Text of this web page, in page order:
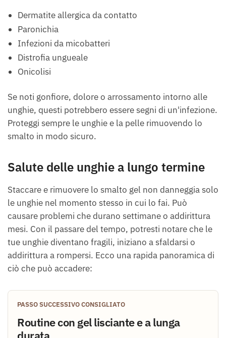
Dermatite allergica da contatto
Paronichia
Infezioni da micobatteri
Distrofia ungueale
Onicolisi
Se noti gonfiore, dolore o arrossamento intorno alle
unghie, questi potrebbero essere segni di un'infezione.
Proteggi sempre le unghie e la pelle rimuovendo lo
smalto in modo sicuro.
Salute delle unghie a lungo termine
Staccare e rimuovere lo smalto gel non danneggia solo
le unghie nel momento stesso in cui lo fai. Può
causare problemi che durano settimane o addirittura
mesi. Con il passare del tempo, potresti notare che le
tue unghie diventano fragili, iniziano a sfaldarsi o
addirittura a rompersi. Ecco una rapida panoramica di
ciò che può accadere:
PASSO SUCCESSIVO CONSIGLIATO
Routine con gel lisciante e a lunga